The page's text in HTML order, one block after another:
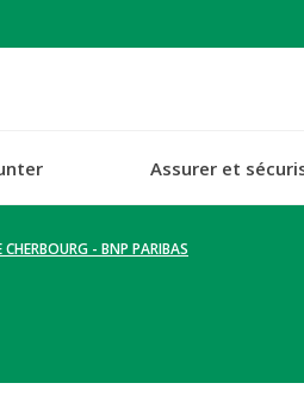
Assurer et
CHERBOURG - BNP PARIBAS